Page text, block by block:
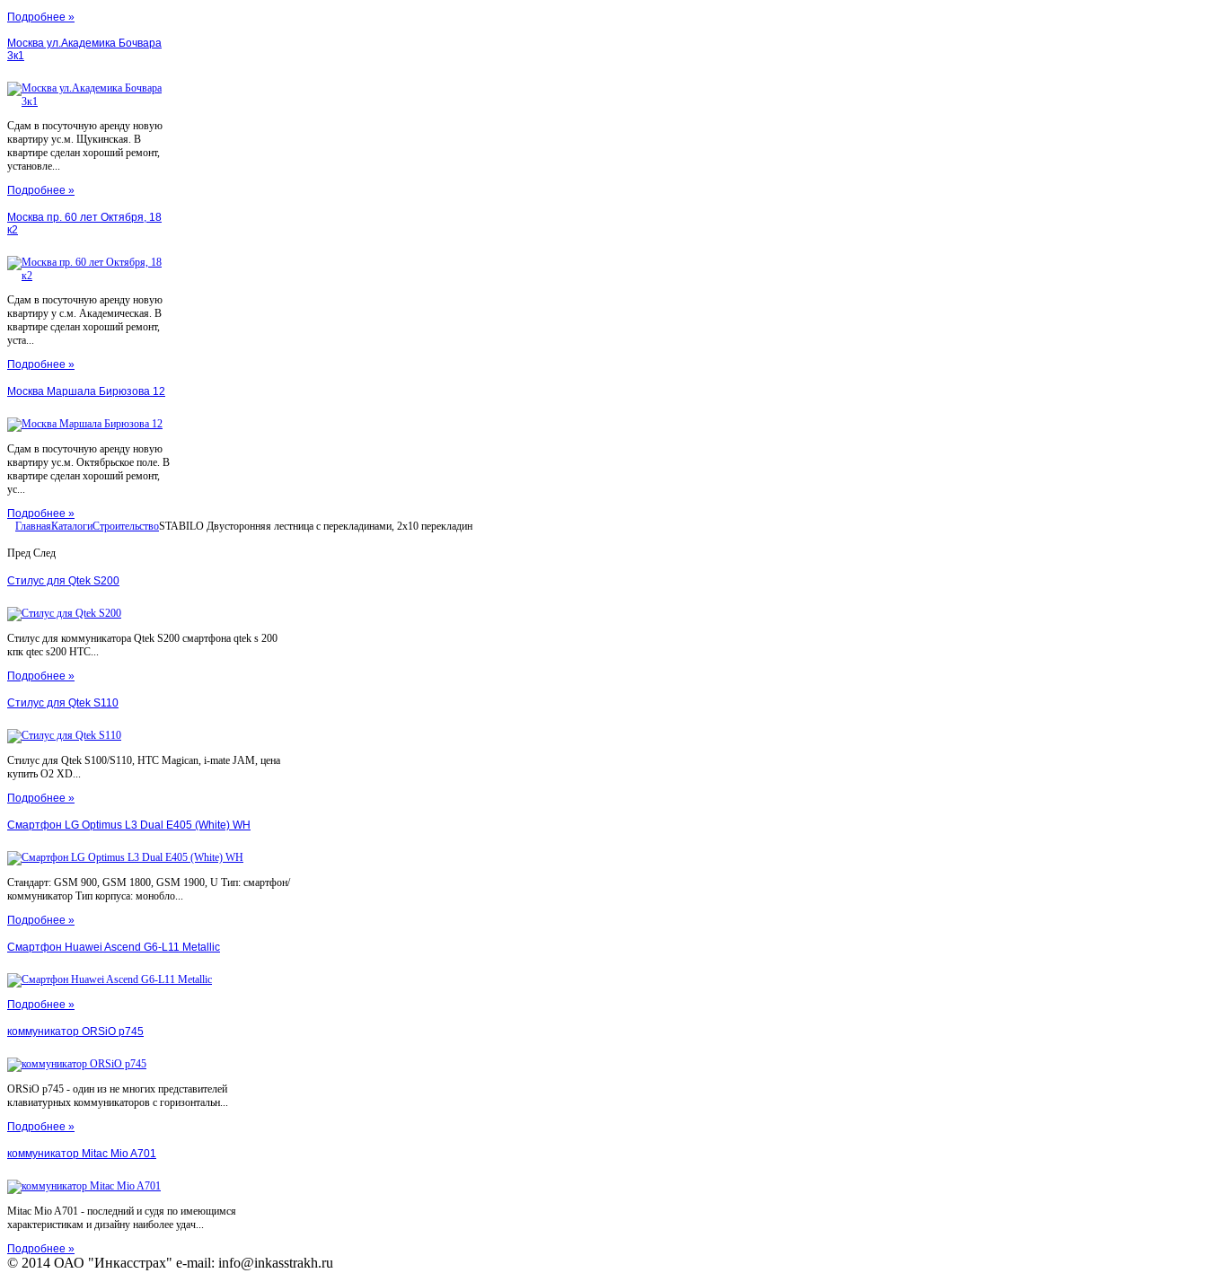
Подробнее »
Москва ул.Академика Бочвара
3к1
Сдам в посуточную аренду новую
квартиру ус.м. Щукинская. В
квартире сделан хороший ремонт,
установле...
Подробнее »
Москва пр. 60 лет Октября, 18
к2
Сдам в посуточную аренду новую
квартиру у с.м. Академическая. В
квартире сделан хороший ремонт,
уста...
Подробнее »
Москва Маршала Бирюзова 12
Сдам в посуточную аренду новую
квартиру ус.м. Октябрьское поле. В
квартире сделан хороший ремонт,
ус...
Подробнее »
ГлавнаяКаталогиСтроительствоSTABILO Двусторонняя лестница с перекладинами, 2х10 перекладин
Пред След
Стилус для Qtek S200
Стилус для коммуникатора Qtek S200 смартфона qtek s 200
кпк qtec s200 HTC...
Подробнее »
Стилус для Qtek S110
Стилус для Qtek S100/S110, HTC Magican, i-mate JAM, цена
купить O2 XD...
Подробнее »
Смартфон LG Optimus L3 Dual E405 (White) WH
Стандарт: GSM 900, GSM 1800, GSM 1900, U Тип: смартфон/
коммуникатор Тип корпуса: монобло...
Подробнее »
Смартфон Huawei Ascend G6-L11 Metallic
Подробнее »
коммуникатор ORSiO p745
ORSiO p745 - один из не многих представителей
клавиатурных коммуникаторов с горизонтальн...
Подробнее »
коммуникатор Mitac Mio A701
Mitac Mio A701 - последний и судя по имеющимся
характеристикам и дизайну наиболее удач...
Подробнее »
© 2014 ОАО "Инкасстрах" e-mail: info@inkasstrakh.ru